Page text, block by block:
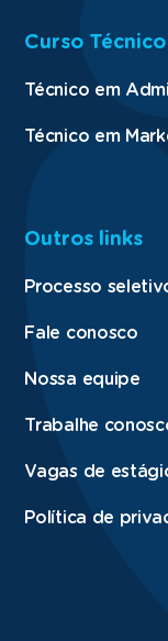
Curso Técnico
Técnico em
Técnico em
Outros links
Processo
Fale conosco
Nossa equipe
Trabalhe
Vagas de
Política de